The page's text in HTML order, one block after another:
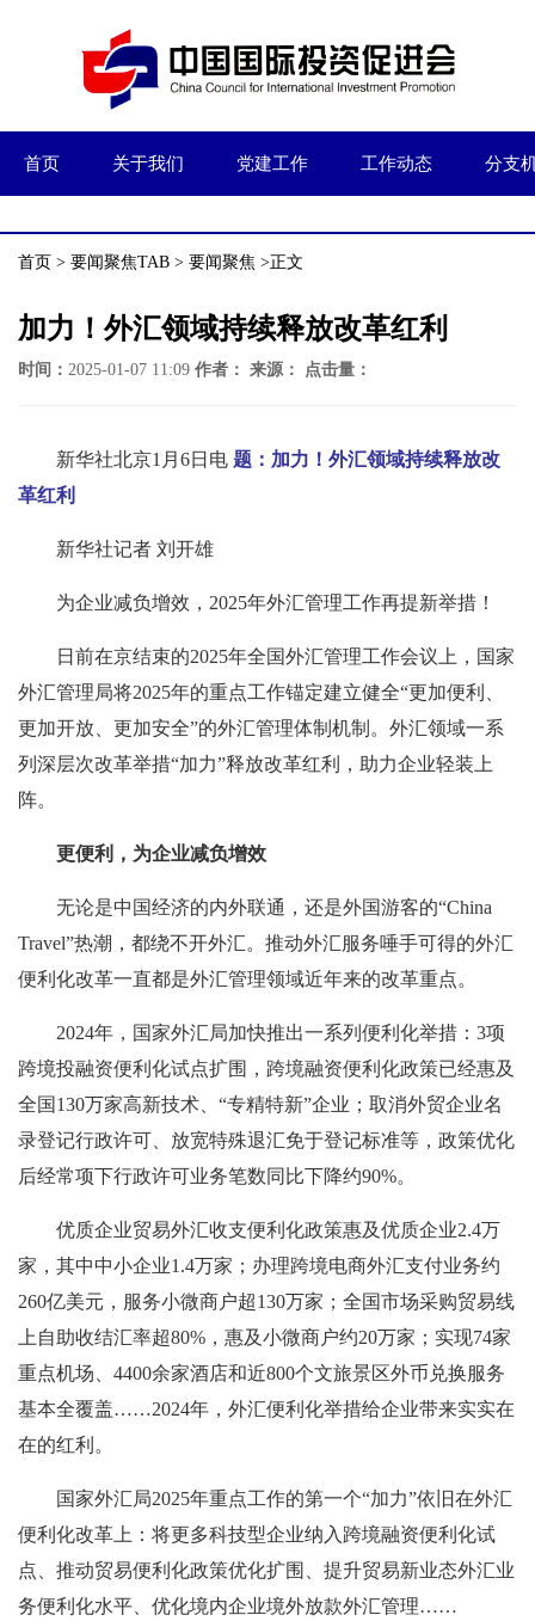
首页 关于我们 党建工作 工作动态 分支
首页 > 要闻聚焦TAB > 要闻聚焦 >正文
加力！外汇领域持续释放改革红利
时间： 2025-01-07 11:09 作者： 来源： 点击量：
新华社北京1月6日电 题：加力！外汇领域持续释放改
革红利
新华社记者 刘开雄
为企业减负增效，2025年外汇管理工作再提新举措！
日前在京结束的2025年全国外汇管理工作会议上，国家
外汇管理局将2025年的重点工作锚定建立健全“更加便利、
更加开放、更加安全”的外汇管理体制机制。外汇领域一系
列深层次改革举措“加力”释放改革红利，助力企业轻装上
阵。
更便利，为企业减负增效
无论是中国经济的内外联通，还是外国游客的“China
Travel”热潮，都绕不开外汇。推动外汇服务唾手可得的外汇
便利化改革一直都是外汇管理领域近年来的改革重点。
2024年，国家外汇局加快推出一系列便利化举措：3项
跨境投融资便利化试点扩围，跨境融资便利化政策已经惠及
全国130万家高新技术、“专精特新”企业；取消外贸企业名
录登记行政许可、放宽特殊退汇免于登记标准等，政策优化
后经常项下行政许可业务笔数同比下降约90%。
优质企业贸易外汇收支便利化政策惠及优质企业2.4万
家，其中中小企业1.4万家；办理跨境电商外汇支付业务约
260亿美元，服务小微商户超130万家；全国市场采购贸易线
上自助收结汇率超80%，惠及小微商户约20万家；实现74家
重点机场、4400余家酒店和近800个文旅景区外币兑换服务
基本全覆盖……2024年，外汇便利化举措给企业带来实实在
在的红利。
国家外汇局2025年重点工作的第一个“加力”依旧在外汇
便利化改革上：将更多科技型企业纳入跨境融资便利化试
点、推动贸易便利化政策优化扩围、提升贸易新业态外汇业
务便利化水平、优化境内企业境外放款外汇管理……